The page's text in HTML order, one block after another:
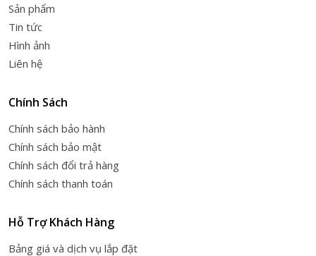
Sản phẩm
Tin tức
Hình ảnh
Liên hệ
Chính Sách
Chính sách bảo hành
Chính sách bảo mật
Chính sách đổi trả hàng
Chính sách thanh toán
Hỗ Trợ Khách Hàng
Bảng giá và dịch vụ lắp đặt